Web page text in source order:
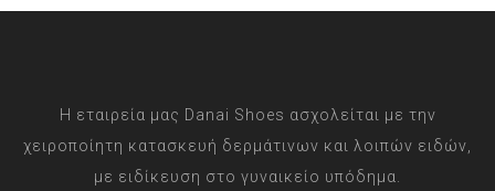
Η εταιρεία μας Danai Shoes ασχολείται με την
χειροποίητη κατασκευή δερμάτινων και λοιπών ειδών,
με ειδίκευση στο γυναικείο υπόδημα.